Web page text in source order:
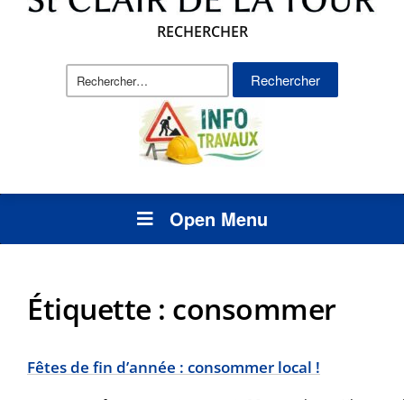
RECHERCHER
Rechercher :
Open Menu
Étiquette : consommer
Fêtes de fin d’année : consommer local !